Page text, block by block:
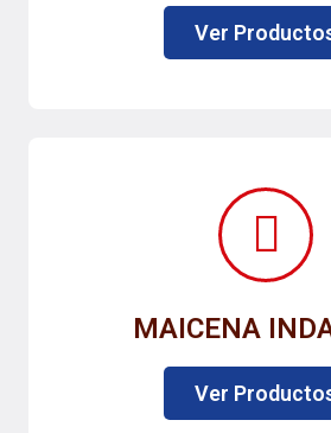
Ver
MAICENA
Ver